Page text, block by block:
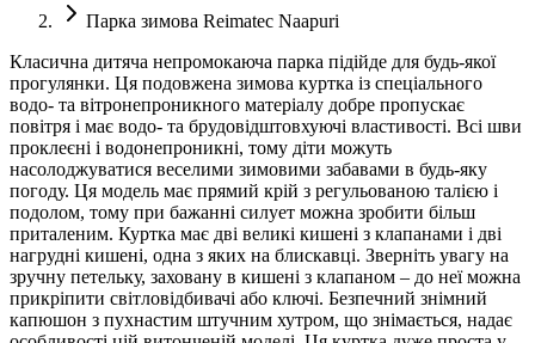
Парка зимова Reimatec Naapuri
Класична дитяча непромокаюча парка підійде для будь-якої
прогулянки. Ця подовжена зимова куртка із спеціального
водо- та вітронепроникного матеріалу добре пропускає
повітря і має водо- та брудовідштовхуючі властивості. Всі шви
проклеєні і водонепроникні, тому діти можуть
насолоджуватися веселими зимовими забавами в будь-яку
погоду. Ця модель має прямий крій з регульованою талією і
подолом, тому при бажанні силует можна зробити більш
приталеним. Куртка має дві великі кишені з клапанами і дві
нагрудні кишені, одна з яких на блискавці. Зверніть увагу на
зручну петельку, заховану в кишені з клапаном – до неї можна
прикріпити світловідбивачі або ключі. Безпечний знімний
капюшон з пухнастим штучним хутром, що знімається, надає ​​